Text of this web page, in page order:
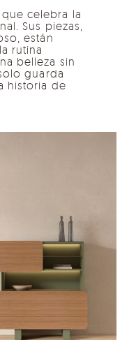
celebra la
Sus piezas,
están
rutina
belleza sin
guarda
historia de